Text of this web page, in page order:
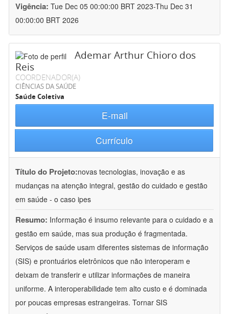
Vigência: Tue Dec 05 00:00:00 BRT 2023-Thu Dec 31
00:00:00 BRT 2026
Ademar Arthur Chioro dos
Reis
COORDENADOR(A)
CIÊNCIAS DA SAÚDE
Saúde Coletiva
E-mail
Currículo
Título do Projeto:novas tecnologias, inovação e as
mudanças na atenção integral, gestão do cuidado e gestão
em saúde - o caso ipes
Resumo: Informação é insumo relevante para o cuidado e a
gestão em saúde, mas sua produção é fragmentada.
Serviços de saúde usam diferentes sistemas de informação
(SIS) e prontuários eletrônicos que não interoperam e
deixam de transferir e utilizar informações de maneira
uniforme. A interoperabilidade tem alto custo e é dominada
por poucas empresas estrangeiras. Tornar SIS